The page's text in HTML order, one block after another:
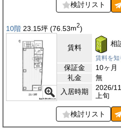
検討リスト
10階 23.15坪 (76.53m2)
賃料 相
賃料を知
保証金
10ヶ月
礼金
無
入居時期
2026/11
上旬
検討リスト